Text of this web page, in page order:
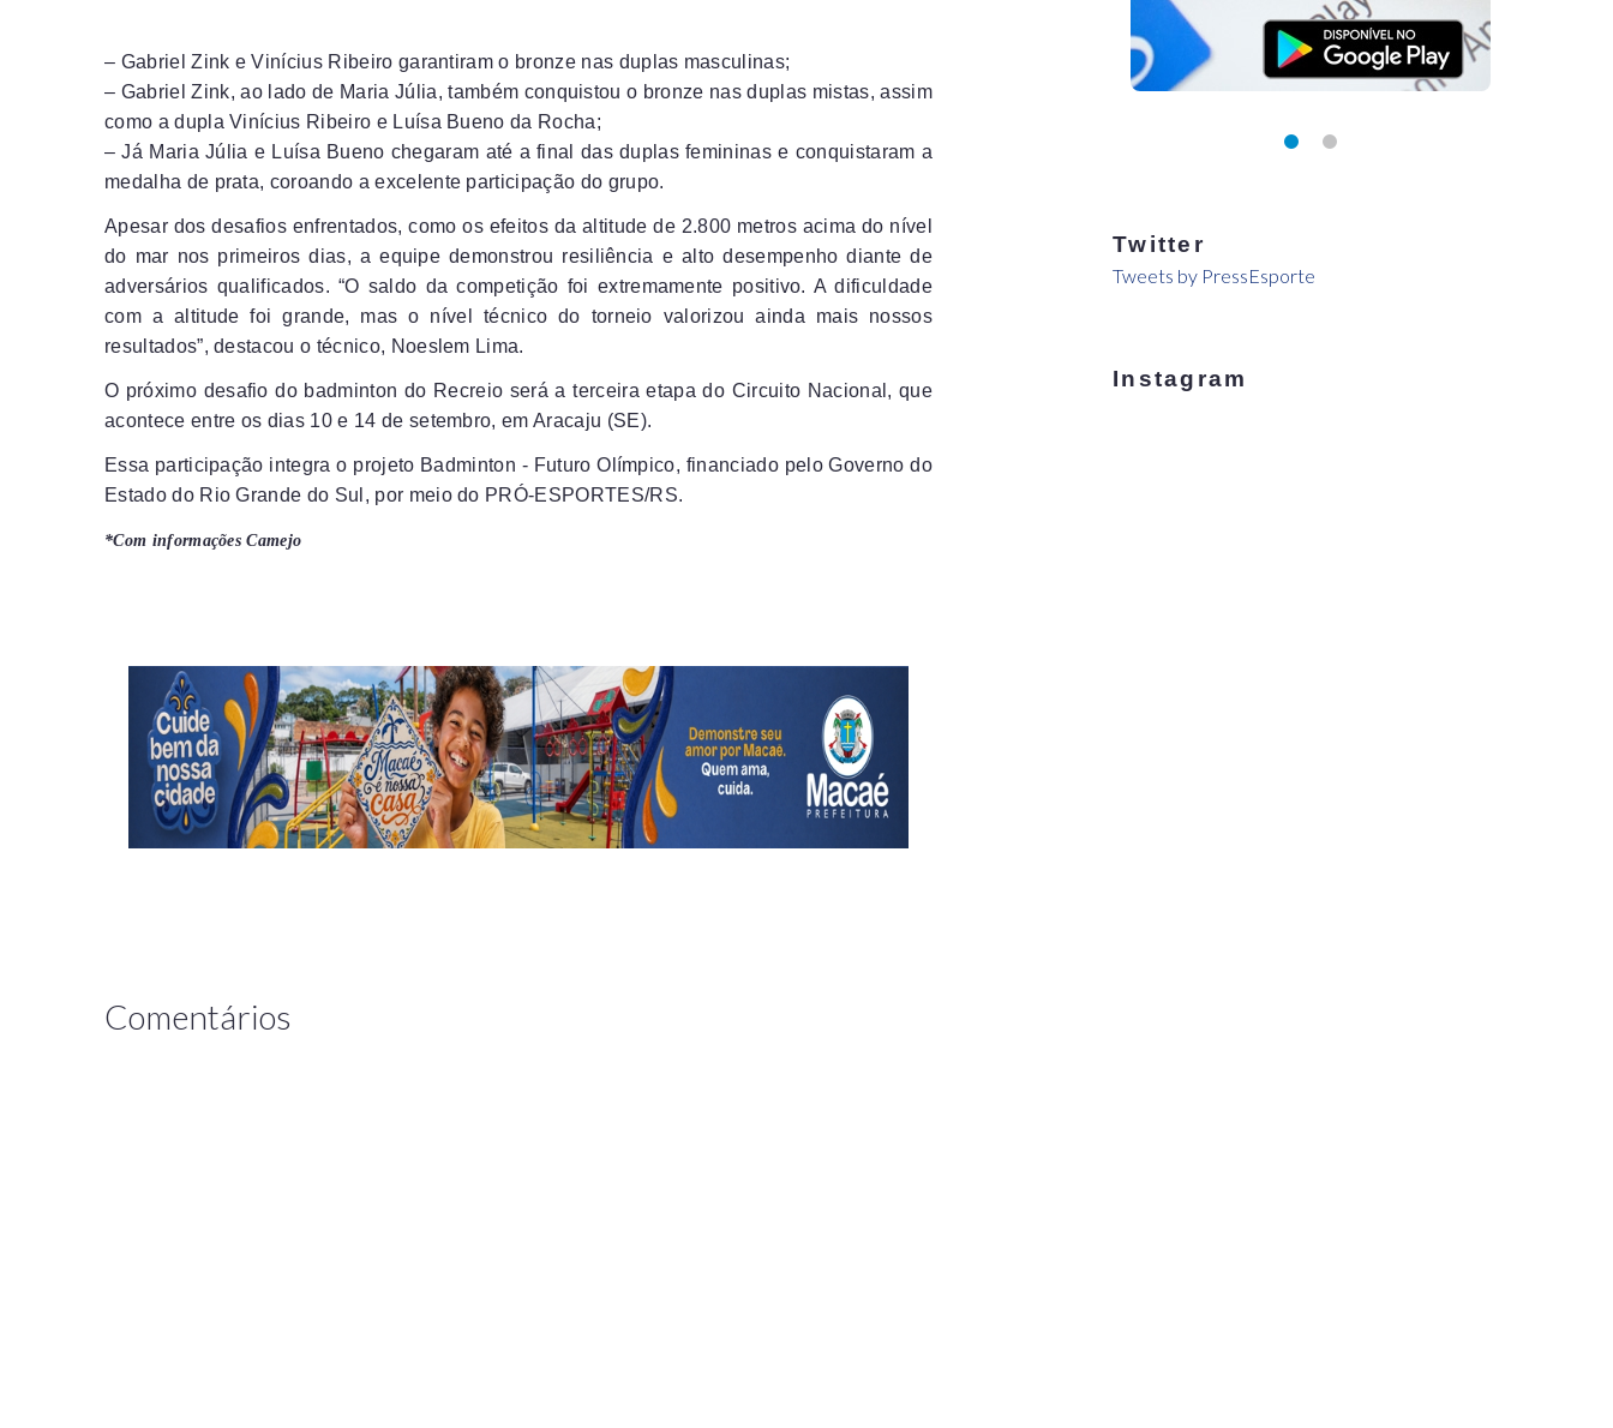
– Gabriel Zink e Vinícius Ribeiro garantiram o bronze nas duplas masculinas;
– Gabriel Zink, ao lado de Maria Júlia, também conquistou o bronze nas duplas mistas, assim
como a dupla Vinícius Ribeiro e Luísa Bueno da Rocha;
– Já Maria Júlia e Luísa Bueno chegaram até a final das duplas femininas e conquistaram a
medalha de prata, coroando a excelente participação do grupo.
Apesar dos desafios enfrentados, como os efeitos da altitude de 2.800 metros acima do nível
do mar nos primeiros dias, a equipe demonstrou resiliência e alto desempenho diante de
adversários qualificados. “O saldo da competição foi extremamente positivo. A dificuldade
com a altitude foi grande, mas o nível técnico do torneio valorizou ainda mais nossos
resultados”, destacou o técnico, Noeslem Lima.
O próximo desafio do badminton do Recreio será a terceira etapa do Circuito Nacional, que
acontece entre os dias 10 e 14 de setembro, em Aracaju (SE).
Essa participação integra o projeto Badminton - Futuro Olímpico, financiado pelo Governo do
Estado do Rio Grande do Sul, por meio do PRÓ-ESPORTES/RS.
*Com informações Camejo
Comentários
Twitter
Tweets by PressEsporte
Instagram